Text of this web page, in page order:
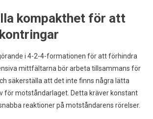
kompakthet för att
i 4-2-4-formationen för att förhindra
mittfältarna bör arbeta tillsammans för
säkerställa att det inte finns några lätta
för motståndarlaget. Detta kräver konstant
reaktioner på motståndarens rörelser.